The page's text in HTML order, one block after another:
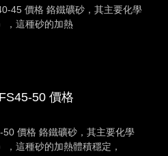
45 價格 鉻鐵礦砂，其主要化學
，這種砂的加熱
50 價格
價格 鉻鐵礦砂，其主要化學
，這種砂的加熱體積穩定，